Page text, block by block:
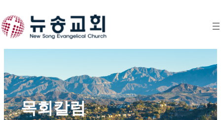
to
content
목회칼럼